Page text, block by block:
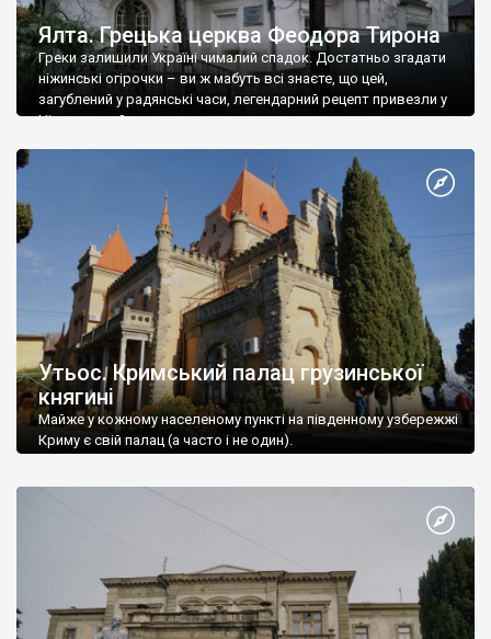
Ялта. Грецька церква Феодора Тирона
Греки залишили Україні чималий спадок. Достатньо згадати
ніжинські огірочки – ви ж мабуть всі знаєте, що цей,
загублений у радянські часи, легендарний рецепт привезли у
Ніжин греки?
Утьос. Кримський палац грузинської
княгині
Майже у кожному населеному пункті на південному узбережжі
Криму є свій палац (а часто і не один).